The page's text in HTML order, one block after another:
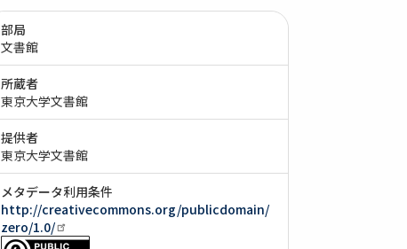
部局
文書館
所蔵者
東京大学文書館
提供者
東京大学文書館
メタデータ利用条件
http://creativecommons.org/publicdomain/
zero/1.0/